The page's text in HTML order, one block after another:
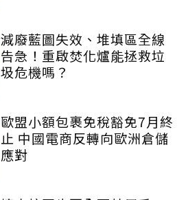
減廢藍圖失效、堆填區全線
告急！重啟焚化爐能拯救垃
圾危機嗎？
歐盟小額包裹免稅豁免7月終
止 中國電商反轉向歐洲倉儲
應對